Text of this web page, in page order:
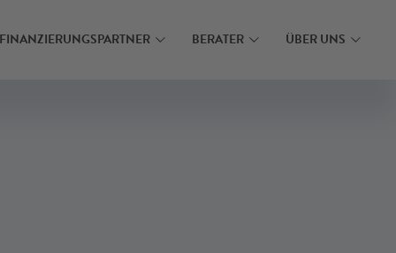
FINANZIERUNGSPARTNER BERATER ÜBER UNS